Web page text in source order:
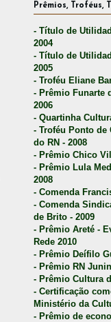
Prêmios, Troféus,
- Título de
2004
- Título de
2005
- Troféu Eliane
- Prêmio Funarte
2006
- Quartinha
- Troféu Ponto de
do RN - 2008
- Prêmio Chico
- Prêmio Lula
2008
- Comenda
- Comenda
de Brito - 2009
- Prêmio Areté - E
Rede 2010
- Prêmio Deífilo
- Prêmio RN
- Prêmio Cultura
- Certificação
Ministério da
- Prêmio de